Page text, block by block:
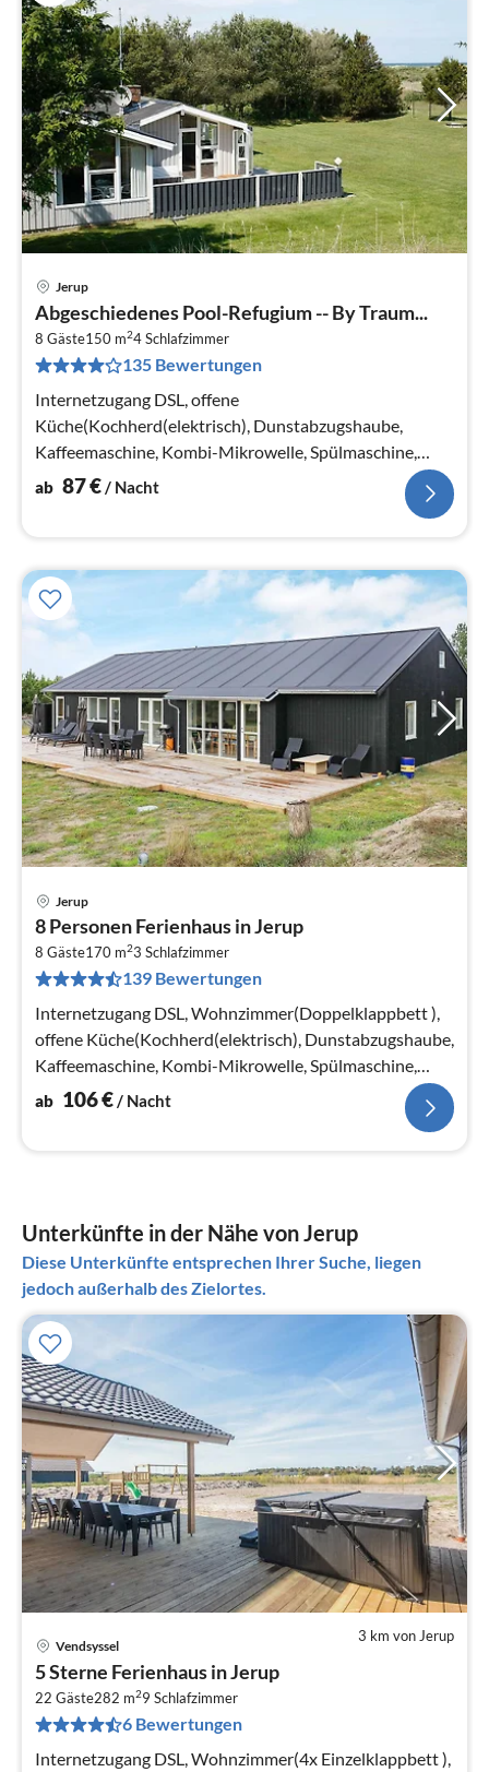
Jerup
Abgeschiedenes Pool-Refugium -- By Traum...
8 Gäste150 m24Schlafzimmer
135 Bewertungen
Internetzugang DSL, offene
Küche(Kochherd(elektrisch), Dunstabzugshaube,
Kaffeemaschine, Kombi-Mikrowelle, Spülmaschine,
Kühl-/Gefrierkombination, Trockner, Waschmaschine)
ab 87€/ Nacht
Jerup
8 Personen Ferienhaus in Jerup
8 Gäste170 m23 Schlafzimmer
139 Bewertungen
Internetzugang DSL, Wohnzimmer(Doppelklappbett ),
offene Küche(Kochherd(elektrisch), Dunstabzugshaube,
Kaffeemaschine, Kombi-Mikrowelle, Spülmaschine,
Kühl-/Gefrierkombination)
ab 106€/ Nacht
Unterkünfte in der Nähe von Jerup
Diese Unterkünfte entsprechen Ihrer Suche, liegen
jedoch außerhalb des Zielortes.
3 km von Jerup
Vendsyssel
5 Sterne Ferienhaus in Jerup
22 Gäste282 m29 Schlafzimmer
6 Bewertungen
Internetzugang DSL, Wohnzimmer(4x Einzelklappbett ),